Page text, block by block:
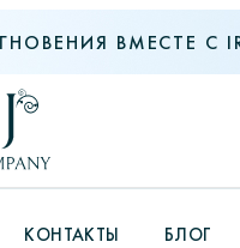
ВМЕСТЕ С
КОНТАКТЫ БЛОГ